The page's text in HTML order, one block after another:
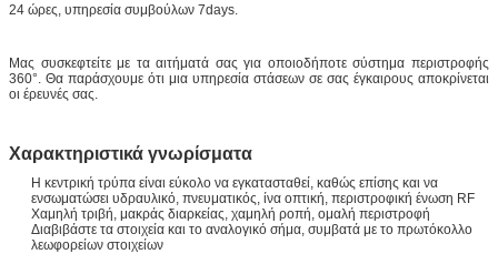
24 ώρες, υπηρεσία συμβούλων 7days.
Μας συσκεφτείτε με τα αιτήματά σας για οποιοδήποτε σύστημα περιστροφής
360°. Θα παράσχουμε ότι μια υπηρεσία στάσεων σε σας έγκαιρους αποκρίνεται
οι έρευνές σας.
Χαρακτηριστικά γνωρίσματα
Η κεντρική τρύπα είναι εύκολο να εγκατασταθεί, καθώς επίσης και να
ενσωματώσει υδραυλικό, πνευματικός, ίνα οπτική, περιστροφική ένωση RF
Χαμηλή τριβή, μακράς διαρκείας, χαμηλή ροπή, ομαλή περιστροφή
Διαβιβάστε τα στοιχεία και το αναλογικό σήμα, συμβατά με το πρωτόκολλο
λεωφορείων στοιχείων